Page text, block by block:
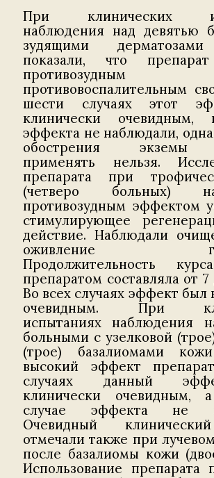
При клинических
наблюдения над девятью
зудящими
показали, что
противовоспалительным
шести случаях этот
клинически
эффекта не наблюдали,
обострения экземы
применять нельзя.
препарата при
(четверо больных)
противозудным эффектом
стимулирующее
действие. Наблюдали
оживление
Продолжительность
препаратом составляла от
Во всех случаях эффект был
очевидным. При
испытаниях наблюдения
больными с узелковой
(трое) базалиомами
высокий эффект
случаях данный
клинически очевидным,
случае эффекта не
Очевидный
отмечали также при
после базалиомы кожи
Использование препарата